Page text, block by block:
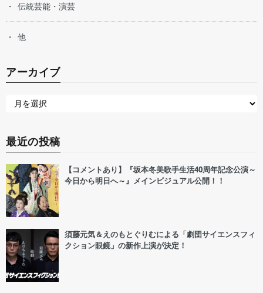
伝統芸能・演芸
他
アーカイブ
最近の投稿
【コメントあり】『坂本冬美歌手生活40周年記念公演～
今日から明日へ～』メインビジュアル公開！！
須藤元気＆えのもとぐりむによる「劇団サイエンスフィ
クション眼鏡」の新作上演が決定！